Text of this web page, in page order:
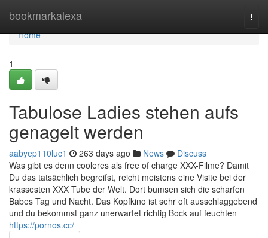
bookmarkalexa
Home
Home
1
Tabulose Ladies stehen aufs
genagelt werden
aabyep110luc1 263 days ago News
Discuss
Was gibt es denn cooleres als free of charge XXX-Filme? Damit
Du das tatsächlich begreifst, reicht meistens eine Visite bei der
krassesten XXX Tube der Welt. Dort bumsen sich die scharfen
Babes Tag und Nacht. Das Kopfkino ist sehr oft ausschlaggebend
und du bekommst ganz unerwartet richtig Bock auf feuchten
https://pornos.cc/